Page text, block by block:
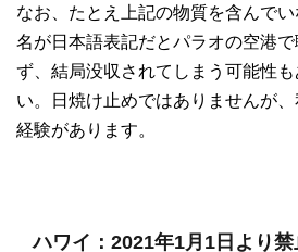
なお、たとえ上記の物質を含んで
名が日本語表記だとパラオの空港
ず、結局没収されてしまう可能性
い。日焼け止めではありませんが
経験があります。
ハワイ：2021年1月1日より禁